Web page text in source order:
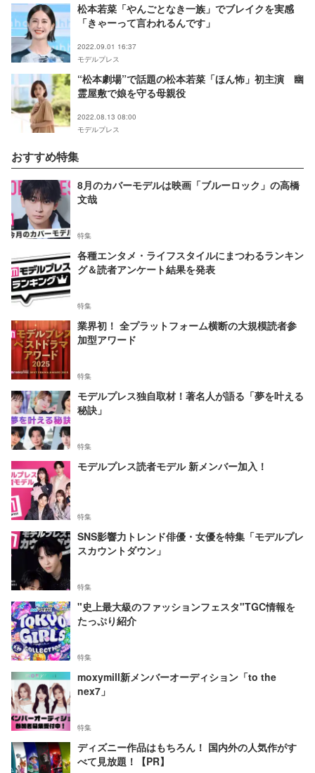
松本若菜「やんごとなき一族」でブレイクを実感
「きゃーって言われるんです」
2022.09.01 16:37
モデルプレス
“松本劇場”で話題の松本若菜「ほん怖」初主演 幽
霊屋敷で娘を守る母親役
2022.08.13 08:00
モデルプレス
おすすめ特集
8月のカバーモデルは映画「ブルーロック」の高橋
文哉
特集
各種エンタメ・ライフスタイルにまつわるランキン
グ＆読者アンケート結果を発表
特集
業界初！ 全プラットフォーム横断の大規模読者参
加型アワード
特集
モデルプレス独自取材！著名人が語る「夢を叶える
秘訣」
特集
モデルプレス読者モデル 新メンバー加入！
特集
SNS影響力トレンド俳優・女優を特集「モデルプレ
スカウントダウン」
特集
"史上最大級のファッションフェスタ"TGC情報を
たっぷり紹介
特集
moxymill新メンバーオーディション「to the
nex7」
特集
ディズニー作品はもちろん！ 国内外の人気作がす
べて見放題！【PR】